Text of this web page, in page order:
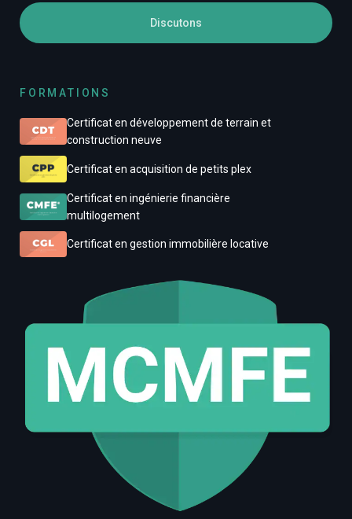
Discutons
FORMATIONS
Certificat en développement de terrain et
construction neuve
Certificat en acquisition de petits plex
Certificat en ingénierie financière
multilogement
Certificat en gestion immobilière locative